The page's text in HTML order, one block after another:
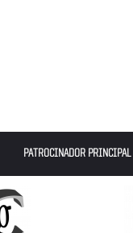
PATROCINADOR PRINCIPAL